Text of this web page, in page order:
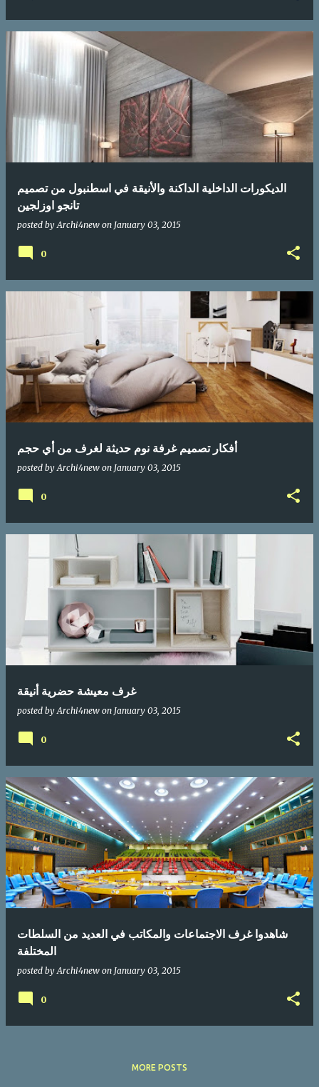
الديكورات الداخلية الداكنة والأنيقة في اسطنبول من تصميم
تانجو اوزلجين
posted by Archi4new on January 03, 2015
0
أفكار تصميم غرفة نوم حديثة لغرف من أي حجم
posted by Archi4new on January 03, 2015
0
غرف معيشة حضرية أنيقة
posted by Archi4new on January 03, 2015
0
شاهدوا غرف الاجتماعات والمكاتب في العديد من السلطات
المختلفة
posted by Archi4new on January 03, 2015
0
MORE POSTS